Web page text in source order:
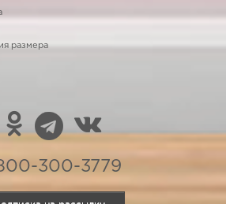
размера
300-3779